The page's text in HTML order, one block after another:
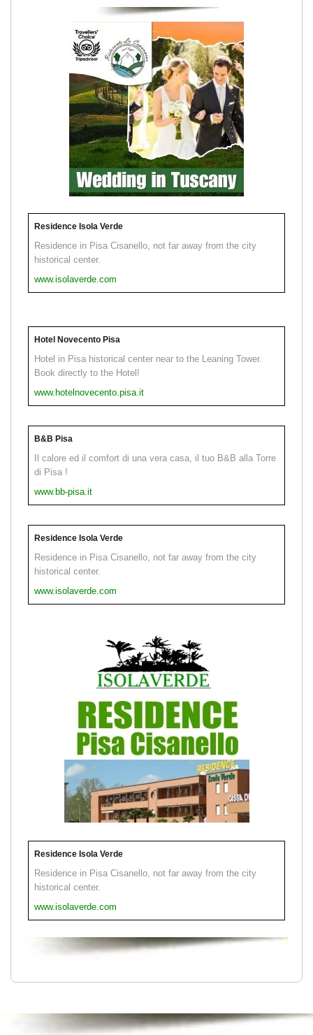
Residence Isola Verde
Residence in Pisa Cisanello, not far away from the city
historical center.
www.isolaverde.com
Hotel Novecento Pisa
Hotel in Pisa historical center near to the Leaning Tower.
Book directly to the Hotel!
www.hotelnovecento.pisa.it
B&B Pisa
Il calore ed il comfort di una vera casa, il tuo B&B alla Torre
di Pisa !
www.bb-pisa.it
Residence Isola Verde
Residence in Pisa Cisanello, not far away from the city
historical center.
www.isolaverde.com
Residence Isola Verde
Residence in Pisa Cisanello, not far away from the city
historical center.
www.isolaverde.com